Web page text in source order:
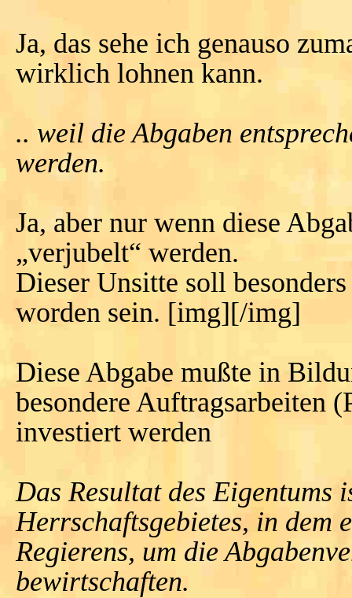
Ja, das sehe ich genauso
wirklich lohnen kann.
.. weil die Abgaben
werden.
Ja, aber nur wenn diese
„verjubelt“ werden.
Dieser Unsitte soll
worden sein. [img][/img]
Diese Abgabe mußte in
besondere Auftragsarbeiten
investiert werden
Das Resultat des Eigentums
Herrschaftsgebietes, in dem
Regierens, um die
bewirtschaften.